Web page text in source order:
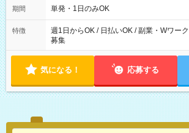
可能です！ ※1日あたりの最大実働時間は日勤、夜勤共に勤務し
期間 単発・1日のみOK
特徴
週1日からOK / 日払いOK / 副業・Wワー
募集
気になる！ 応募する